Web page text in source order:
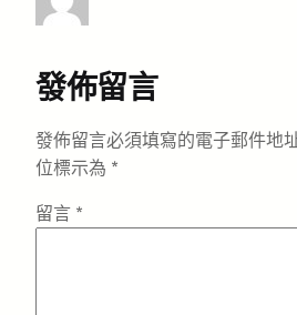
發佈留言
發佈留言必須填寫的電子郵件地
位標示為 *
留言 *